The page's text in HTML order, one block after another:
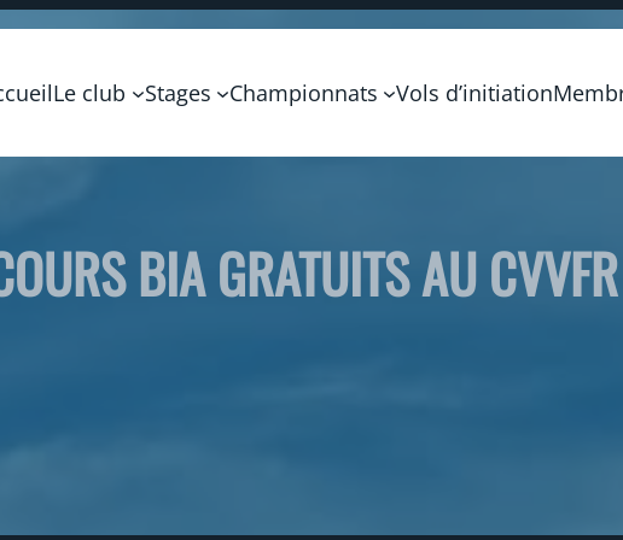
Le club Stages Championnats Vols d’initiation
BIA GRATUITS AU